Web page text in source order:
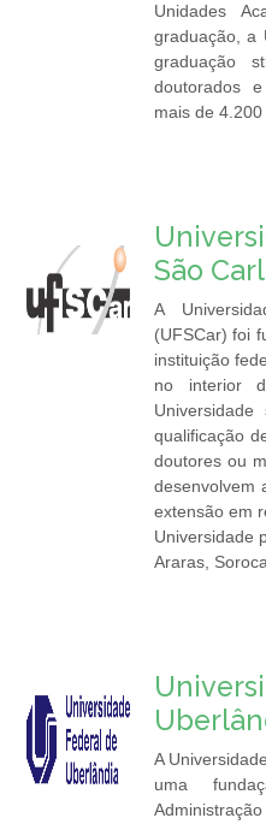
Unidades
graduação, a
graduação
doutorados
mais de 4.200
São
A
(UFSCar) foi
instituição
no interior
qualificação
doutores ou
desenvolvem
extensão em
Universidade
Araras,
A
uma